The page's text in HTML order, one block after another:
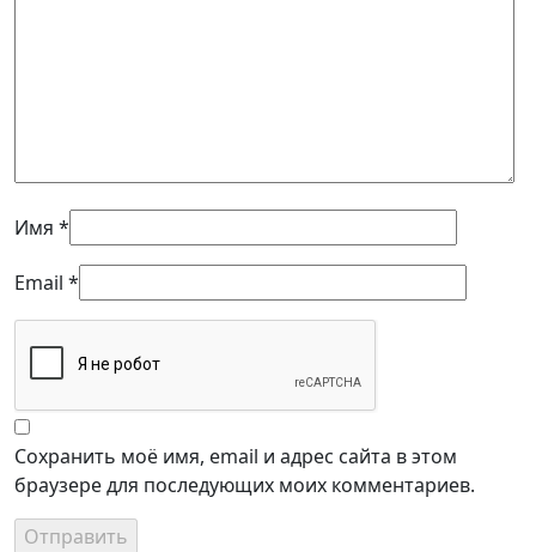
Имя *
Email *
Сохранить моё имя, email и адрес сайта в этом
браузере для последующих моих комментариев.